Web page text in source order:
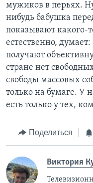
мужиков в перьях.
нибудь бабушка
показывают какого-
естественно,
получают
стране нет
свободы массовых
только на бумаге. У
есть только у тех,
Поделиться
Виктория